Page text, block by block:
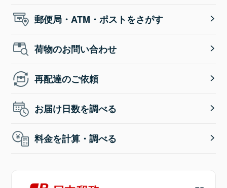
郵便局・ATM・ポストをさがす
荷物のお問い合わせ
再配達のご依頼
お届け日数を調べる
料金を計算・調べる